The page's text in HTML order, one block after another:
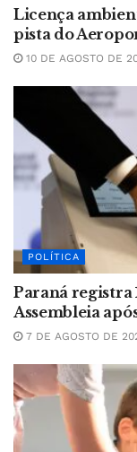
Licença
pista do
10 DE AGOSTO DE
POLÍTICA
Paraná registra
Assembleia
7 DE AGOSTO DE